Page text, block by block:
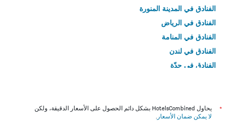
الفنادق في المدينة المنورة
الفنادق في الرياض
الفنادق في المنامة
الفنادق في لندن
الفنادق في جدّة
*
يحاول HotelsCombined بشكل دائم الحصول على الأسعار الدقيقة، ولكن
لا يمكن ضمان الأسعار .